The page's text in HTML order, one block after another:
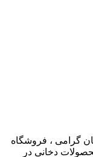
گرامی ، فروشگاه
دخانی در